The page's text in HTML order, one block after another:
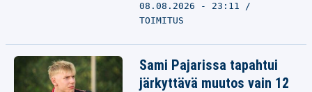
08.08.2026 - 23:11
TOIMITUS
Sami Pajarissa tapahtui
järkyttävä muutos vain 12